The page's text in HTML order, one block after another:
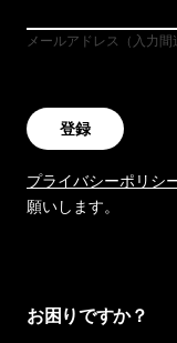
メールアドレス（入力間
登録
プライバシーポリシ
願いします。
お困りですか？